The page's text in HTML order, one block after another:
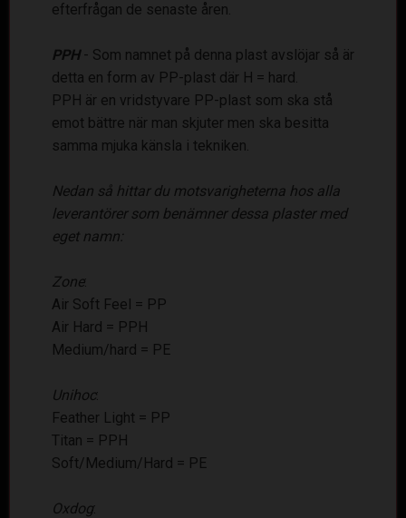
efterfrågan de senaste åren.
PPH- Som namnet på denna plast avslöjar så är
detta en form av PP-plast där H = hard.
PPH är en vridstyvare PP-plast som ska stå
emot bättre när man skjuter men ska besitta
samma mjuka känsla i tekniken.
Nedan så hittar du motsvarigheterna hos alla
leverantörer som benämner dessa plaster med
eget namn:
Zone:
Air Soft Feel = PP
Air Hard = PPH
Medium/hard = PE
Unihoc:
Feather Light = PP
Titan = PPH
Soft/Medium/Hard = PE
Oxdog: